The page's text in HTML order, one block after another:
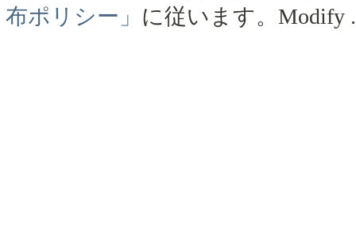
布ポリシー」 に従います。 Modify